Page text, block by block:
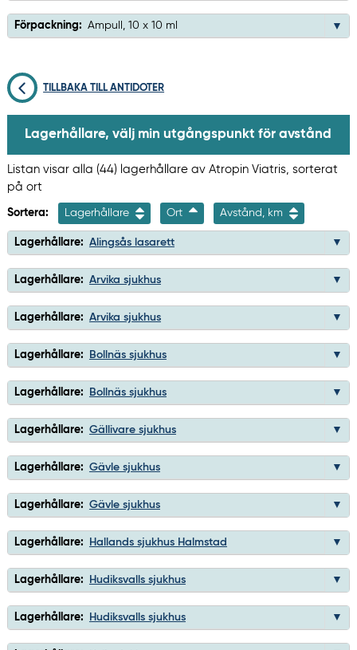
Förpackning: Ampull, 10 x 10 ml
TILLBAKA TILL ANTIDOTER
Lagerhållare, välj min utgångspunkt för avstånd
Listan visar alla (44) lagerhållare av Atropin Viatris, sorterat
på ort
Sortera: Lagerhållare Ort Avstånd, km
Lagerhållare: Alingsås lasarett
Lagerhållare: Arvika sjukhus
Lagerhållare: Arvika sjukhus
Lagerhållare: Bollnäs sjukhus
Lagerhållare: Bollnäs sjukhus
Lagerhållare: Gällivare sjukhus
Lagerhållare: Gävle sjukhus
Lagerhållare: Gävle sjukhus
Lagerhållare: Hallands sjukhus Halmstad
Lagerhållare: Hudiksvalls sjukhus
Lagerhållare: Hudiksvalls sjukhus